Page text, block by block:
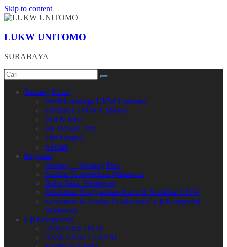
Skip to content
LUKW UNITOMO
SURABAYA
Tentang Kami
Profil Lembaga UKW Unitomo
Struktur LUKW Unitomo
Visi & Misi
SK Dewan Pers
Tim Penguji
Kontak
Regulasi
Undang – Undang Pers
Standar Kompetensi Wartawan
Buku Saku Wartawan
Ketentuan Penggantian Kartu & Sertifikat UKW
Ketentuan & Aturan Pelaksanaan Uji Komptensi
Wartawan
Uji Kompetensi
Persyaratan UKW
UKW AKSELERASI